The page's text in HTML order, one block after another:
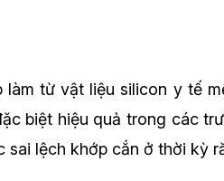
từ vật liệu silicon y tế
biệt hiệu quả trong các
sai lệch khớp cắn ở thời kỳ